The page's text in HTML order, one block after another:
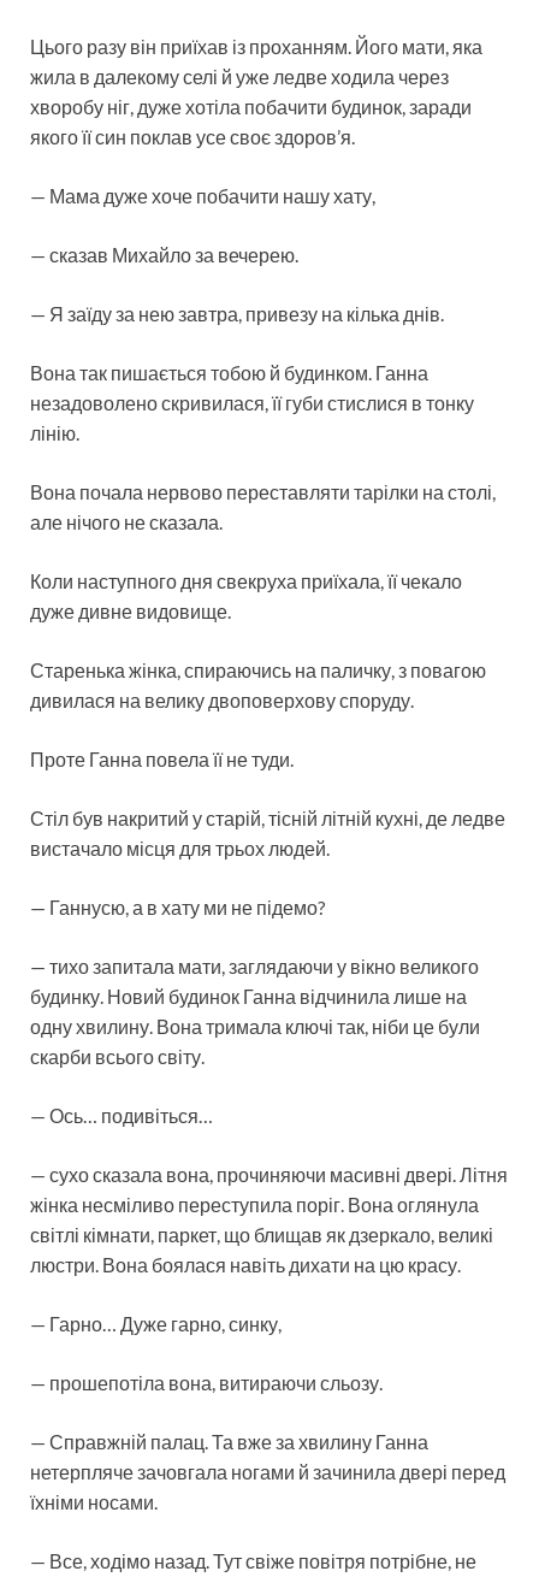
Цього разу він приїхав із проханням. Його мати, яка
жила в далекому селі й уже ледве ходила через
хворобу ніг, дуже хотіла побачити будинок, заради
якого її син поклав усе своє здоров’я.
— Мама дуже хоче побачити нашу хату,
— сказав Михайло за вечерею.
— Я заїду за нею завтра, привезу на кілька днів.
Вона так пишається тобою й будинком. Ганна
незадоволено скривилася, її губи стислися в тонку
лінію.
Вона почала нервово переставляти тарілки на столі,
але нічого не сказала.
Коли наступного дня свекруха приїхала, її чекало
дуже дивне видовище.
Старенька жінка, спираючись на паличку, з повагою
дивилася на велику двоповерхову споруду.
Проте Ганна повела її не туди.
Стіл був накритий у старій, тісній літній кухні, де ледве
вистачало місця для трьох людей.
— Ганнусю, а в хату ми не підемо?
— тихо запитала мати, заглядаючи у вікно великого
будинку. Новий будинок Ганна відчинила лише на
одну хвилину. Вона тримала ключі так, ніби це були
скарби всього світу.
— Ось… подивіться…
— сухо сказала вона, прочиняючи масивні двері. Літня
жінка несміливо переступила поріг. Вона оглянула
світлі кімнати, паркет, що блищав як дзеркало, великі
люстри. Вона боялася навіть дихати на цю красу.
— Гарно… Дуже гарно, синку,
— прошепотіла вона, витираючи сльозу.
— Справжній палац. Та вже за хвилину Ганна
нетерпляче зачовгала ногами й зачинила двері перед
їхніми носами.
— Все, ходімо назад. Тут свіже повітря потрібне, не